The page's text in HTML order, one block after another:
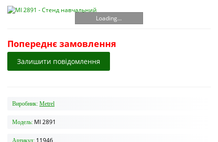
Loading...
Попереднє замовлення
Залишити повідомлення
Виробник: Metrel
Модель: MI 2891
Артикул: 11946